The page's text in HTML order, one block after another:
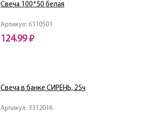
Артикул: 6110501
Свеча 100*50 белая
124.99 ₽
Артикул: 3312016
Свеча в банке СИРЕНЬ, 25ч